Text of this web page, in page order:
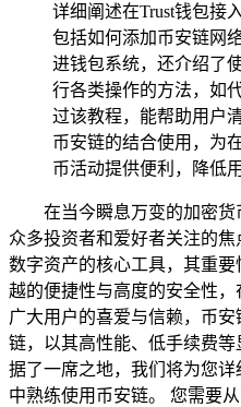
详细阐述在Trust钱包接
包括如何添加币安链网
进钱包系统，还介绍了
行各类操作的方法，如
过该教程，能帮助用户
币安链的结合使用，为
币活动提供便利，降低
在当今瞬息万变的加密
众多投资者和爱好者关注的
数字资产的核心工具，其重
越的便捷性与高度的安全性
广大用户的喜爱与信赖，币
链，以其高性能、低手续费
据了一席之地，我们将为您
中熟练使用币安链。 您需要